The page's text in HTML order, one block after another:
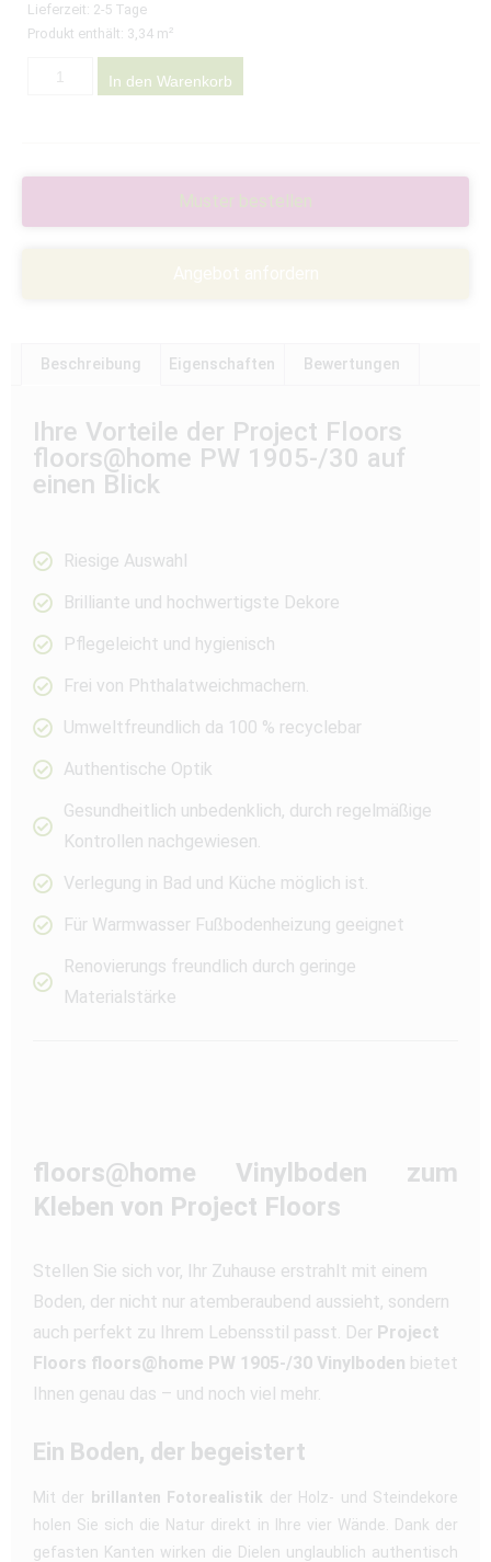
Lieferzeit: 2-5 Tage
Produkt enthält: 3,34 m²
In den Warenkorb
Beschreibung Eigenschaften Bewertungen
Ihre Vorteile der Project Floors
floors@home PW 1905-/30 auf
einen Blick
Riesige Auswahl
Brilliante und hochwertigste Dekore
Pflegeleicht und hygienisch
Frei von Phthalatweichmachern.
Umweltfreundlich da 100 % recyclebar
Authentische Optik
Gesundheitlich unbedenklich, durch regelmäßige
Kontrollen nachgewiesen.
Verlegung in Bad und Küche möglich ist.
Für Warmwasser Fußbodenheizung geeignet
Renovierungs freundlich durch geringe
Materialstärke
floors@home Vinylboden zum
Kleben von Project Floors
Stellen Sie sich vor, Ihr Zuhause erstrahlt mit einem
Boden, der nicht nur atemberaubend aussieht, sondern
auch perfekt zu Ihrem Lebensstil passt. Der Project
Floors floors@home PW 1905-/30 Vinylboden bietet
Ihnen genau das – und noch viel mehr.
Ein Boden, der begeistert
Mit der brillanten Fotorealistik der Holz- und Steindekore
holen Sie sich die Natur direkt in Ihre vier Wände. Dank der
gefasten Kanten wirken die Dielen unglaublich authentisch